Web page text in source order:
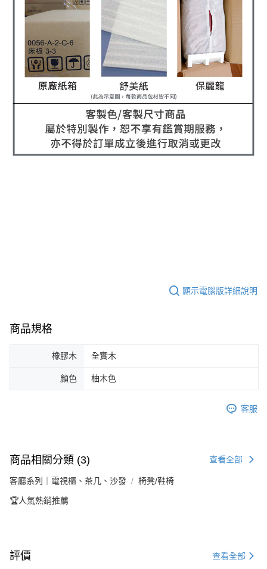
顯示電腦版詳細說明
商品規格
橡膠木 全實木
顏色 柚木色
客服
商品相關分類 (3) 查看全部
客廳系列｜電視櫃、茶几、沙發 椅凳/鞋椅
🏆人氣熱銷推薦
評價 查看全部